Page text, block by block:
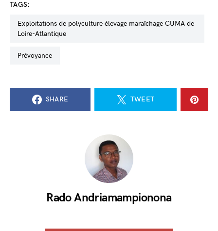
TAGS:
exploitations de polyculture élevage maraîchage CUMA de
Loire-Atlantique
prévoyance
SHARE TWEET
Rado Andriamampionona